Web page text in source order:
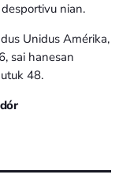
nian.
Unidus Amérika,
sai hanesan
48.